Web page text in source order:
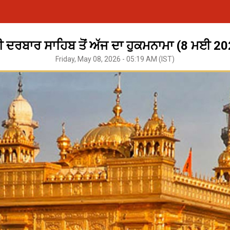
ਦਰਬਾਰ ਸਾਹਿਬ ਤੋਂ ਅੱਜ ਦਾ ਹੁਕਮਨਾਮਾ (8 ਮਈ
Friday, May 08, 2026 - 05:19 AM (IST)